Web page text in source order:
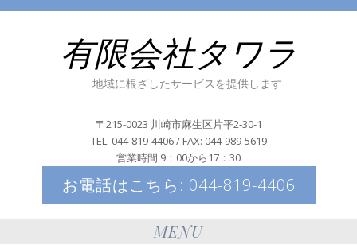
有限会社タワラ
地域に根ざしたサービスを提供します
〒215-0023 川崎市麻生区片平2-30-1
TEL: 044-819-4406 / FAX: 044-989-5619
営業時間 9：00から17：30
お電話はこちら: 044-819-4406
MENU